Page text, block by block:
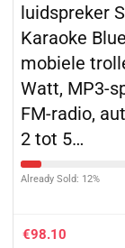
luidspreker
Karaoke
mobiele
Watt, MP3-
FM-radio,
2 tot 5…
Already Sold: 12%
€98.10